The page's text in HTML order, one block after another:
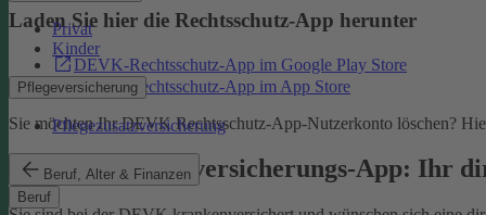
Privat
Kinder
Pflegeversicherung
Pflegezusatzversicherung
Beruf, Alter & Finanzen
Beruf
Laden Sie hier die Rechtsschutz-App herunter
DEVK-Rechtsschutz-App im Google Play Store
DEVK-Rechtsschutz-App im App Store
Sie möchten Ihr DEVK Rechtsschutz-App-Nutzerkonto löschen?
DEVK-Krankenversicherungs-App: Ihr